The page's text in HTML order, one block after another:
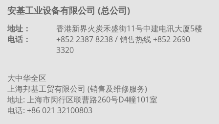
安基工业设备有限公司 (总公司)
地址：
香港新界火炭禾盛街11号中建电讯大厦5楼
电话：
+852 2387 8238 / 销售热线 +852 2690
3320
大中华全区
上海邦基工贸有限公司 (销售及维修服务)
地址: 上海市闵行区联曹路260号D4幢101室
电话: +86 021 32100803